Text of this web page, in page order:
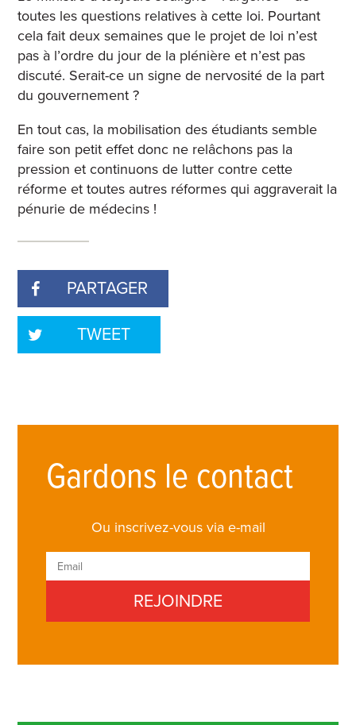
toutes les questions relatives à cette loi. Pourtant
cela fait deux semaines que le projet de loi n’est
pas à l’ordre du jour de la plénière et n’est pas
discuté. Serait-ce un signe de nervosité de la part
du gouvernement ?
En tout cas, la mobilisation des étudiants semble
faire son petit effet donc ne relâchons pas la
pression et continuons de lutter contre cette
réforme et toutes autres réformes qui aggraverait la
pénurie de médecins !
PARTAGER
TWEET
Gardons le contact
Ou inscrivez-vous via e-mail